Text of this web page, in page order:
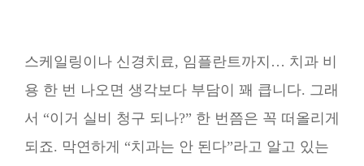
스케일링이나 신경치료, 임플란트까지… 치과 비
용 한 번 나오면 생각보다 부담이 꽤 큽니다. 그래
서 “이거 실비 청구 되나?” 한 번쯤은 꼭 떠올리게
되죠. 막연하게 “치과는 안 된다”라고 알고 있는